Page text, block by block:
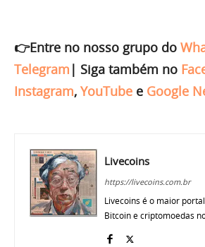
👉Entre no nosso grupo do
Telegram | Siga também no
Instagram, YouTube e Google
Livecoins
https://livecoins.com.br
Livecoins é o maior
Bitcoin e criptomoedas